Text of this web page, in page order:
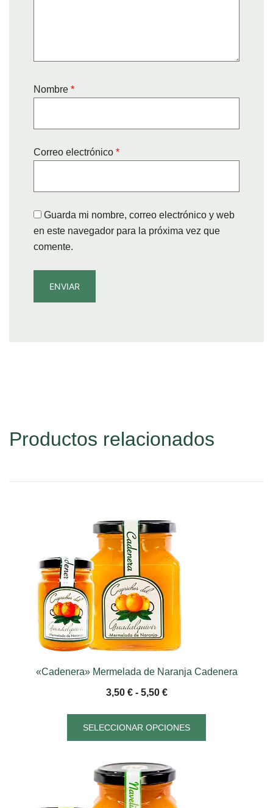
Nombre *
Correo electrónico *
Guarda mi nombre, correo electrónico y web
en este navegador para la próxima vez que
comente.
Productos relacionados
«Cadenera» Mermelada de Naranja Cadenera
3,50 € - 5,50 €
SELECCIONAR OPCIONES